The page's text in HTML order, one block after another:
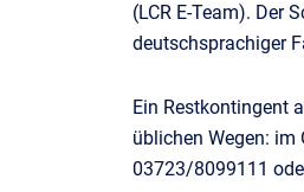
(LCR E-Team). Der
deutschsprachiger
Ein Restkontingent
üblichen Wegen:
03723/8099111